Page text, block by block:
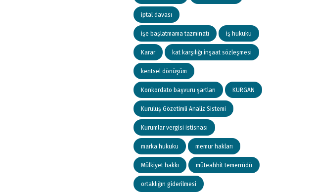
iptal davası
işe başlatmama tazminatı iş hukuku
Karar kat karşılığı inşaat sözleşmesi
kentsel dönüşüm
Konkordato başvuru şartları KURGAN
Kuruluş Gözetimli Analiz Sistemi
Kurumlar vergisi istisnası
marka hukuku memur hakları
Mülkiyet hakkı müteahhit temerrüdü
ortaklığın giderilmesi